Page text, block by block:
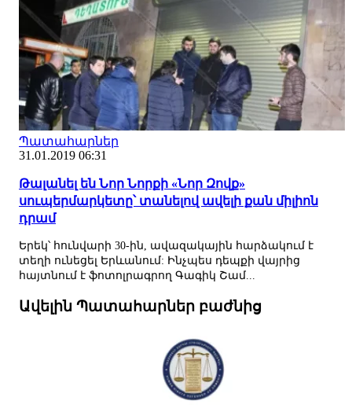
Պատահարներ
31.01.2019 06:31
Թալանել են Նոր Նորքի «Նոր Զովք»
սուպերմարկետը՝ տանելով ավելի քան միլիոն
դրամ
Երեկ՝ հունվարի 30-ին, ավազակային հարձակում է
տեղի ունեցել Երևանում: Ինչպես դեպքի վայրից
հայտնում է ֆոտոլրագրող Գագիկ Շամ...
Ավելին Պատահարներ բաժնից